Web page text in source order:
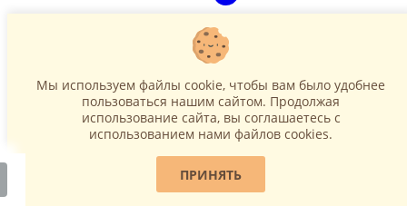
Наружные блоки
Мы используем файлы cookie, чтобы вам было удобнее
пользоваться нашим сайтом. Продолжая
использование сайта, вы соглашаетесь c
использованием нами файлов cookies.
ПРИНЯТЬ